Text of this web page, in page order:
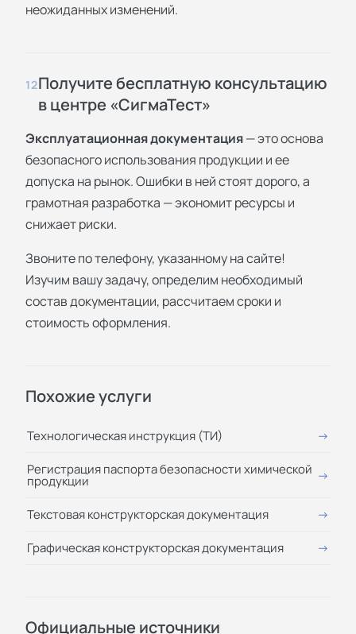
неожиданных изменений.
12Получите бесплатную консультацию
в центре «СигмаТест»
Эксплуатационная документация— это основа
безопасного использования продукции и ее
допуска на рынок. Ошибки в ней стоят дорого, а
грамотная разработка — экономит ресурсы и
снижает риски.
Звоните по телефону, указанному на сайте!
Изучим вашу задачу, определим необходимый
состав документации, рассчитаем сроки и
стоимость оформления.
Похожие услуги
Технологическая инструкция (ТИ)
Регистрация паспорта безопасности химической
продукции
Текстовая конструкторская документация
Графическая конструкторская документация
Официальные источники